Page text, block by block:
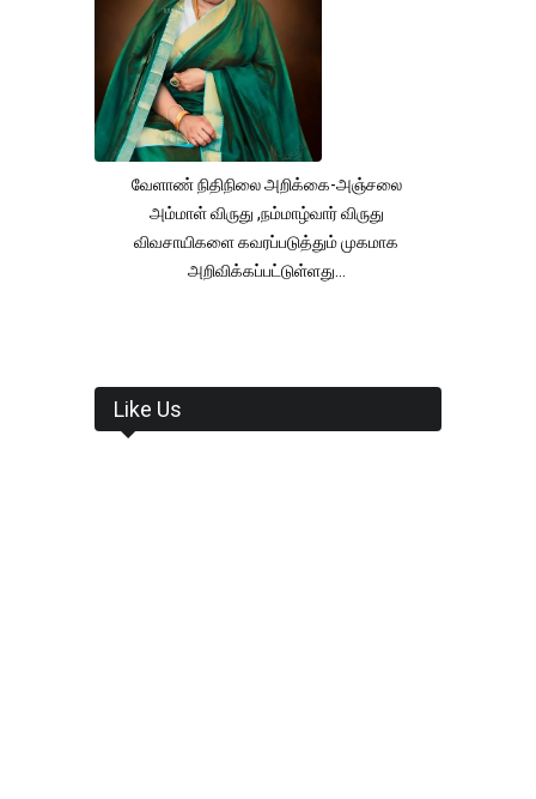
வேளாண் நிதிநிலை அறிக்கை-அஞ்சலை
அம்மாள் விருது ,நம்மாழ்வார் விருது
விவசாயிகளை கவரப்படுத்தும் முகமாக
அறிவிக்கப்பட்டுள்ளது...
Like Us